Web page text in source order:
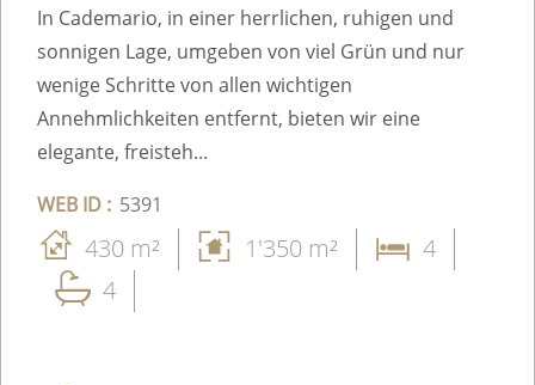
In Cademario, in einer herrlichen, ruhigen und
sonnigen Lage, umgeben von viel Grün und nur
wenige Schritte von allen wichtigen
Annehmlichkeiten entfernt, bieten wir eine
elegante, freisteh...
WEB ID : 5391
430 m² 1'350 m²
4
4